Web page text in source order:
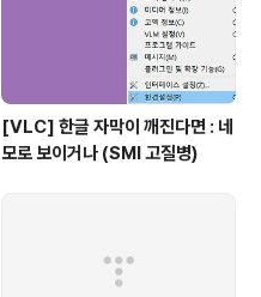
[VLC] 한글 자막이 깨진다면 : 네
모로 보이거나 (SMI 고질병)